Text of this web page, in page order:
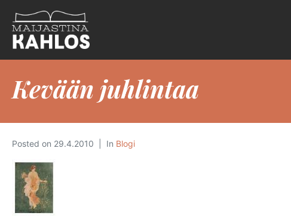
Kevään juhlintaa
Posted on 29.4.2010 In Blogi